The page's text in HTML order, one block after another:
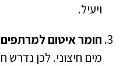
ויעיל.
חומר איטום
מים חיצוני. לכן נדרש